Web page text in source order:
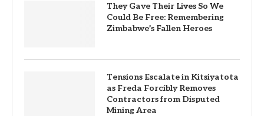
They Gave Their Lives So We
Could Be Free: Remembering
Zimbabwe’s Fallen Heroes
Tensions Escalate in Kitsiyatota
as Freda Forcibly Removes
Contractors from Disputed
Mining Area